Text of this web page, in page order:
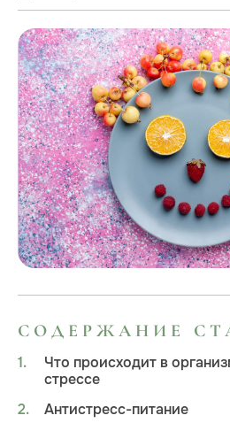
СОДЕРЖАНИЕ
Что происходит в
стрессе
Антистресс-питание